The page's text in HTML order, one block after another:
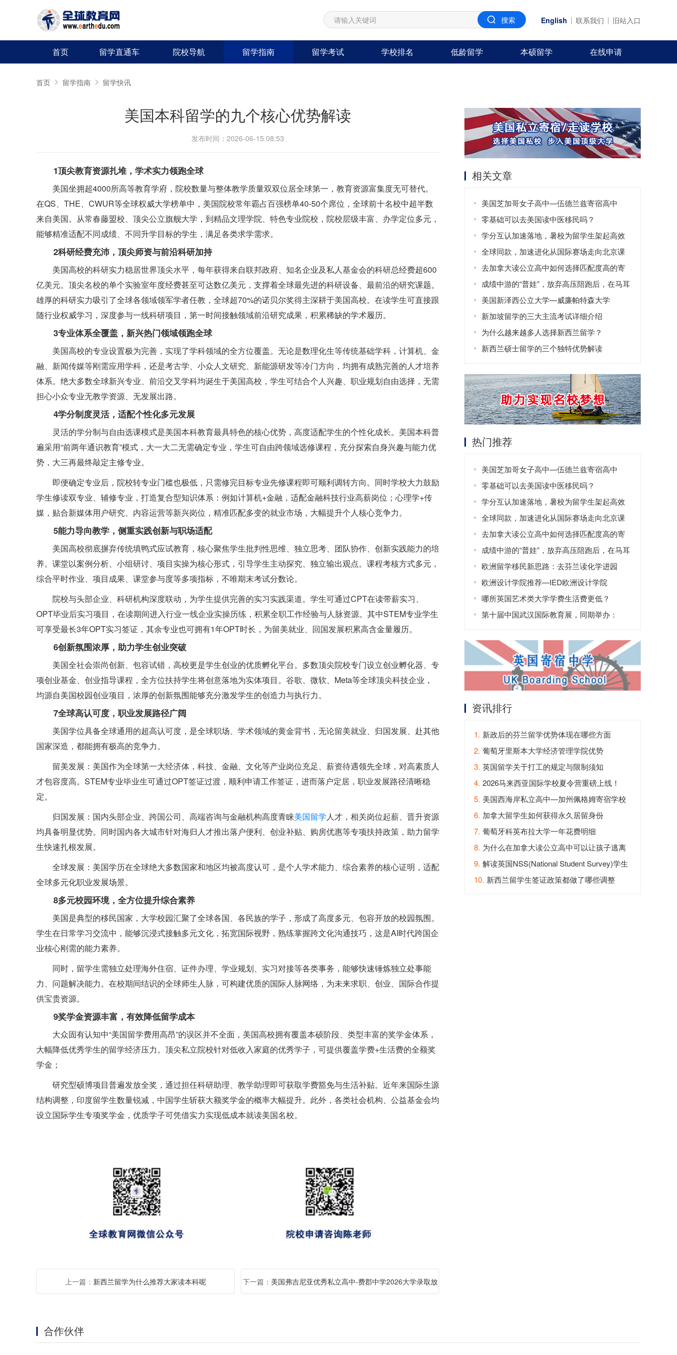
English 联系我们 旧站入口
首页 留学直通车 院校导航 留学指南 留学考试 学校排名 低龄留学 本硕留学 在线申请
首页 留学指南 留学快讯
美国本科留学的九个核心优势解读
发布时间：2026-06-15 08:53
1顶尖教育资源扎堆，学术实力领跑全球
美国坐拥超4000所高等教育学府，院校数量与整体教学质量双双位居全球第一，教育资源富集度无可替代。
在QS、THE、CWUR等全球权威大学榜单中，美国院校常年霸占百强榜单40-50个席位，全球前十名校中超半数
来自美国。从常春藤盟校、顶尖公立旗舰大学，到精品文理学院、特色专业院校，院校层级丰富、办学定位多元，
能够精准适配不同成绩、不同升学目标的学生，满足各类求学需求。
2科研经费充沛，顶尖师资与前沿科研加持
美国高校的科研实力稳居世界顶尖水平，每年获得来自联邦政府、知名企业及私人基金会的科研总经费超600
亿美元。顶尖名校的单个实验室年度经费甚至可达数亿美元，支撑着全球最先进的科研设备、最前沿的研究课题。
雄厚的科研实力吸引了全球各领域领军学者任教，全球超70%的诺贝尔奖得主深耕于美国高校。在读学生可直接跟
随行业权威学习，深度参与一线科研项目，第一时间接触领域前沿研究成果，积累稀缺的学术履历。
3专业体系全覆盖，新兴热门领域领跑全球
美国高校的专业设置极为完善，实现了学科领域的全方位覆盖。无论是数理化生等传统基础学科，计算机、金
融、新闻传媒等刚需应用学科，还是考古学、小众人文研究、新能源研发等冷门方向，均拥有成熟完善的人才培养
体系。绝大多数全球新兴专业、前沿交叉学科均诞生于美国高校，学生可结合个人兴趣、职业规划自由选择，无需
担心小众专业无教学资源、无发展出路。
4学分制度灵活，适配个性化多元发展
灵活的学分制与自由选课模式是美国本科教育最具特色的核心优势，高度适配学生的个性化成长。美国本科普
遍采用“前两年通识教育”模式，大一大二无需确定专业，学生可自由跨领域选修课程，充分探索自身兴趣与能力优
势，大三再最终敲定主修专业。
即便确定专业后，院校转专业门槛也极低，只需修完目标专业先修课程即可顺利调转方向。同时学校大力鼓励
学生修读双专业、辅修专业，打造复合型知识体系：例如计算机+金融，适配金融科技行业高薪岗位；心理学+传
媒，贴合新媒体用户研究、内容运营等新兴岗位，精准匹配多变的就业市场，大幅提升个人核心竞争力。
5能力导向教学，侧重实践创新与职场适配
美国高校彻底摒弃传统填鸭式应试教育，核心聚焦学生批判性思维、独立思考、团队协作、创新实践能力的培
养。课堂以案例分析、小组研讨、项目实操为核心形式，引导学生主动探究、独立输出观点。课程考核方式多元，
综合平时作业、项目成果、课堂参与度等多项指标，不唯期末考试分数论。
院校与头部企业、科研机构深度联动，为学生提供完善的实习实践渠道。学生可通过CPT在读带薪实习、
OPT毕业后实习项目，在读期间进入行业一线企业实操历练，积累全职工作经验与人脉资源。其中STEM专业学生
可享受最长3年OPT实习签证，其余专业也可拥有1年OPT时长，为留美就业、回国发展积累高含金量履历。
6创新氛围浓厚，助力学生创业突破
美国全社会崇尚创新、包容试错，高校更是学生创业的优质孵化平台。多数顶尖院校专门设立创业孵化器、专
项创业基金、创业指导课程，全方位扶持学生将创意落地为实体项目。谷歌、微软、Meta等全球顶尖科技企业，
均源自美国校园创业项目，浓厚的创新氛围能够充分激发学生的创造力与执行力。
7全球高认可度，职业发展路径广阔
美国学位具备全球通用的超高认可度，是全球职场、学术领域的黄金背书，无论留美就业、归国发展、赴其他
国家深造，都能拥有极高的竞争力。
留美发展：美国作为全球第一大经济体，科技、金融、文化等产业岗位充足、薪资待遇领先全球，对高素质人
才包容度高。STEM专业毕业生可通过OPT签证过渡，顺利申请工作签证，进而落户定居，职业发展路径清晰稳
定。
归国发展：国内头部企业、跨国公司、高端咨询与金融机构高度青睐美国留学人才，相关岗位起薪、晋升资源
均具备明显优势。同时国内各大城市针对海归人才推出落户便利、创业补贴、购房优惠等专项扶持政策，助力留学
生快速扎根发展。
全球发展：美国学历在全球绝大多数国家和地区均被高度认可，是个人学术能力、综合素养的核心证明，适配
全球多元化职业发展场景。
8多元校园环境，全方位提升综合素养
美国是典型的移民国家，大学校园汇聚了全球各国、各民族的学子，形成了高度多元、包容开放的校园氛围。
学生在日常学习交流中，能够沉浸式接触多元文化，拓宽国际视野，熟练掌握跨文化沟通技巧，这是AI时代跨国企
业核心刚需的能力素养。
同时，留学生需独立处理海外住宿、证件办理、学业规划、实习对接等各类事务，能够快速锤炼独立处事能
力、问题解决能力。在校期间结识的全球师生人脉，可构建优质的国际人脉网络，为未来求职、创业、国际合作提
供宝贵资源。
9奖学金资源丰富，有效降低留学成本
大众固有认知中“美国留学费用高昂”的误区并不全面，美国高校拥有覆盖本硕阶段、类型丰富的奖学金体系，
大幅降低优秀学生的留学经济压力。顶尖私立院校针对低收入家庭的优秀学子，可提供覆盖学费+生活费的全额奖
学金；
研究型硕博项目普遍发放全奖，通过担任科研助理、教学助理即可获取学费豁免与生活补贴。近年来国际生源
结构调整，印度留学生数量锐减，中国学生斩获大额奖学金的概率大幅提升。此外，各类社会机构、公益基金会均
设立国际学生专项奖学金，优质学子可凭借实力实现低成本就读美国名校。
上一篇： 新西兰留学为什么推荐大家读本科呢 下一篇： 美国弗吉尼亚优秀私立高中-费郡中学2026大学录取放
相关文章
美国芝加哥女子高中—伍德兰兹寄宿高中
零基础可以去美国读中医移民吗？
学分互认加速落地，暑校为留学生架起高效
修读学分的桥梁
全球同款，加速进化从国际赛场走向北京课
堂
去加拿大读公立高中如何选择匹配度高的寄
宿家庭？
成绩中游的“普娃”，放弃高压陪跑后，在马耳
他找回了自信！
美国新泽西公立大学—威廉帕特森大学
新加坡留学的三大主流考试详细介绍
为什么越来越多人选择新西兰留学？
新西兰硕士留学的三个独特优势解读
热门推荐
美国芝加哥女子高中—伍德兰兹寄宿高中
零基础可以去美国读中医移民吗？
学分互认加速落地，暑校为留学生架起高效
修读学分的桥梁
全球同款，加速进化从国际赛场走向北京课
堂
去加拿大读公立高中如何选择匹配度高的寄
宿家庭？
成绩中游的“普娃”，放弃高压陪跑后，在马耳
他找回了自信！
欧洲留学移民新思路：去芬兰读化学进园
区，工作两年拿永居？
欧洲设计学院推荐—IED欧洲设计学院
哪所英国艺术类大学学费生活费更低？
第十届中国武汉国际教育展，同期举办：
资讯排行
1. 新政后的芬兰留学优势体现在哪些方面
2. 葡萄牙里斯本大学经济管理学院优势
3. 英国留学关于打工的规定与限制须知
4. 2026马来西亚国际学校夏令营重磅上线！
5. 美国西海岸私立高中—加州佩格姆寄宿学校
6. 加拿大留学生如何获得永久居留身份
7. 葡萄牙科英布拉大学一年花费明细
8. 为什么在加拿大读公立高中可以让孩子逃离
内卷？
9. 解读英国NSS(National Student Survey)学生
满意度调查
10. 新西兰留学生签证政策都做了哪些调整
合作伙伴